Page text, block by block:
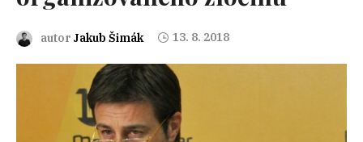
autor Jakub Šimák 13. 8. 2018